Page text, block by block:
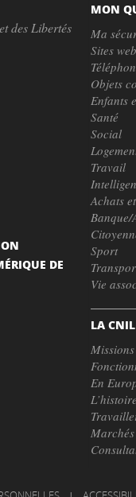
des Libertés
MON
Ma
Sites
Objets
Enfants
Santé
Social
Travail
Achats
Banque/
Sport
Vie
LA CNIL
Missions
En
DE